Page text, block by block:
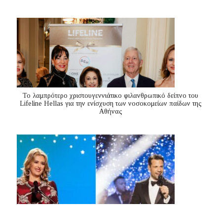
Το λαμπρότερο χριστουγεννιάτικο φιλανθρωπικό δείπνο του
Lifeline Hellas για την ενίσχυση των νοσοκομείων παίδων της
Αθήνας